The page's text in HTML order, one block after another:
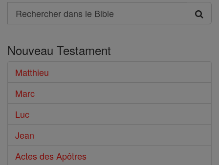
Search
Rechercher
le
Bible
Nouveau Testament
Matthieu
Marc
Luc
Jean
Actes des Apôtres